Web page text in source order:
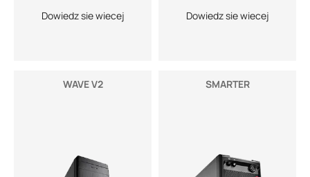
Dowiedz sie wiecej Dowiedz sie wiecej
WAVE V2 SMARTER